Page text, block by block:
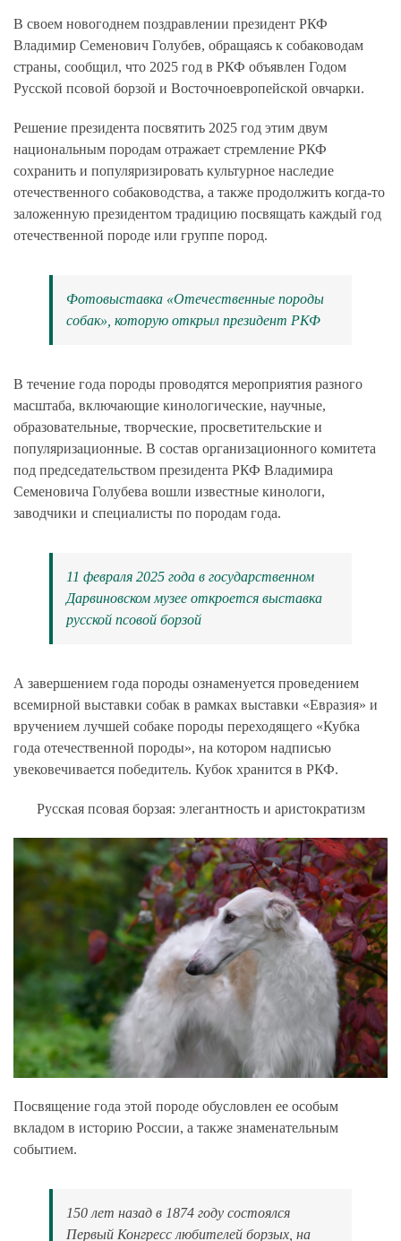
В своем новогоднем поздравлении президент РКФ
Владимир Семенович Голубев, обращаясь к собаководам
страны, сообщил, что 2025 год в РКФ объявлен Годом
Русской псовой борзой и Восточноевропейской овчарки.
Решение президента посвятить 2025 год этим двум
национальным породам отражает стремление РКФ
сохранить и популяризировать культурное наследие
отечественного собаководства, а также продолжить когда-то
заложенную президентом традицию посвящать каждый год
отечественной породе или группе пород.
Фотовыставка «Отечественные породы
собак», которую открыл президент РКФ
В течение года породы проводятся мероприятия разного
масштаба, включающие кинологические, научные,
образовательные, творческие, просветительские и
популяризационные. В состав организационного комитета
под председательством президента РКФ Владимира
Семеновича Голубева вошли известные кинологи,
заводчики и специалисты по породам года.
11 февраля 2025 года в государственном
Дарвиновском музее откроется выставка
русской псовой борзой
А завершением года породы ознаменуется проведением
всемирной выставки собак в рамках выставки «Евразия» и
вручением лучшей собаке породы переходящего «Кубка
года отечественной породы», на котором надписью
увековечивается победитель. Кубок хранится в РКФ.
Русская псовая борзая: элегантность и аристократизм
Посвящение года этой породе обусловлен ее особым
вкладом в историю России, а также знаменательным
событием.
150 лет назад в 1874 году состоялся
Первый Конгресс любителей борзых, на